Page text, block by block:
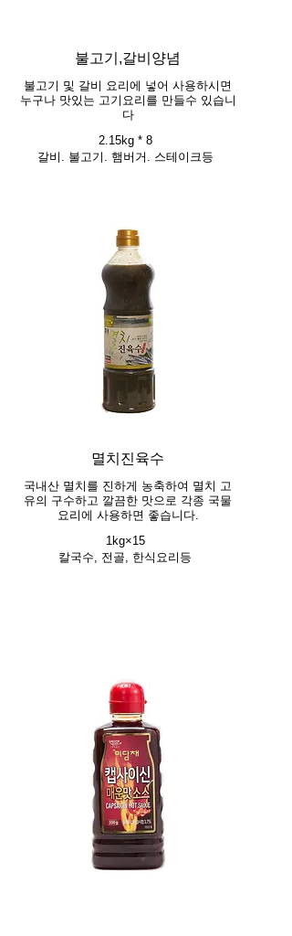
불고기,갈비양념
불고기 및 갈비 요리에 넣어 사용하시면
누구나 맛있는 고기요리를 만들수 있습니
다
2.15kg * 8
갈비. 불고기. 햄버거. 스테이크등
멸치진육수
국내산 멸치를 진하게 농축하여 멸치 고
유의 구수하고 깔끔한 맛으로 각종 국물
요리에 사용하면 좋습니다.
1kg×15
칼국수, 전골, 한식요리등